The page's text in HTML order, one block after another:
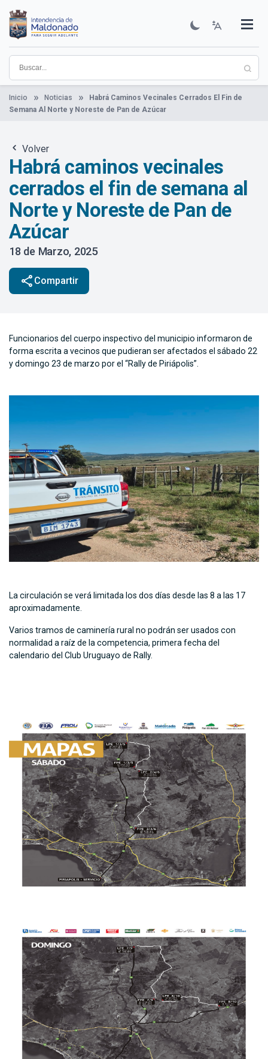
contenido
principal
Institucional
Municipios
Descubre Maldonado
Comunicación
Servicios
Guía De Trámites
Ver Noticias
Inicio Noticias
Habrá Caminos Vecinales Cerrados El Fin de
Semana Al Norte y Noreste de Pan de Azúcar
Volver
Habrá caminos vecinales
cerrados el fin de semana al
Norte y Noreste de Pan de
Azúcar
18 de Marzo, 2025
share Compartir
Funcionarios del cuerpo inspectivo del municipio informaron de
forma escrita a vecinos que pudieran ser afectados el sábado 22
y domingo 23 de marzo por el “Rally de Piriápolis”.
La circulación se verá limitada los dos días desde las 8 a las 17
aproximadamente.
Varios tramos de caminería rural no podrán ser usados con
normalidad a raíz de la competencia, primera fecha del
calendario del Club Uruguayo de Rally.